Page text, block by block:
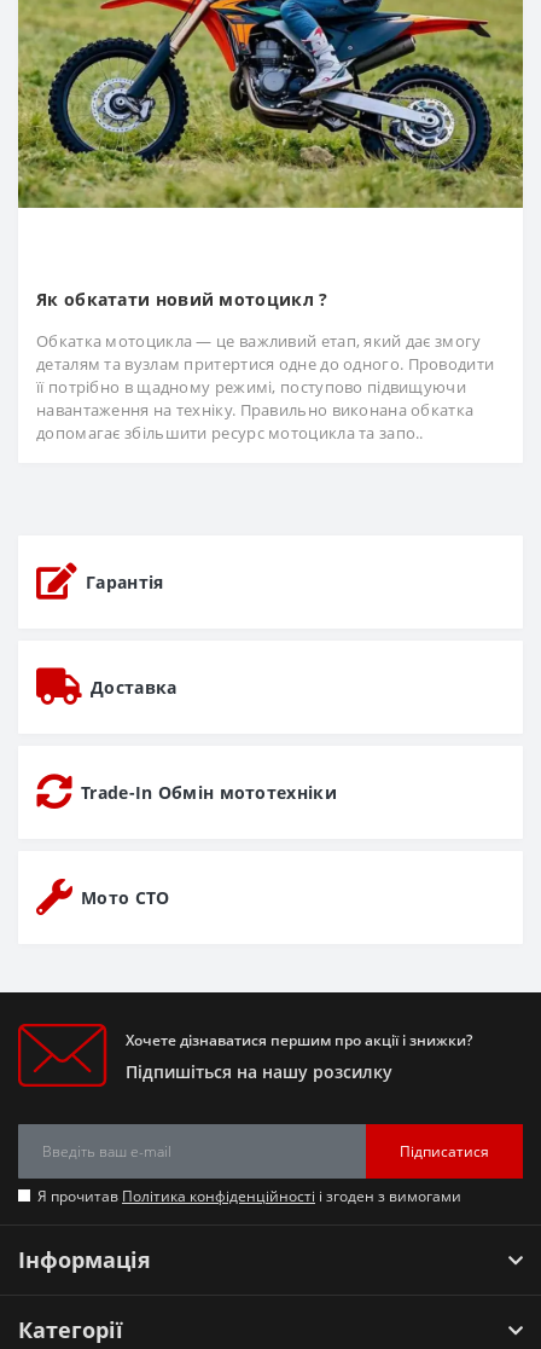
Як обкатати новий мотоцикл ?
Обкатка мотоцикла — це важливий етап, який дає змогу
деталям та вузлам притертися одне до одного. Проводити
її потрібно в щадному режимі, поступово підвищуючи
навантаження на техніку. Правильно виконана обкатка
допомагає збільшити ресурс мотоцикла та запо..
Гарантія
Доставка
Trade-In Обмін мототехніки
Мото СТО
Хочете дізнаватися першим про акції і знижки?
Підпишіться на нашу розсилку
Підписатися
Я прочитав Політика конфіденційності і згоден з вимогами
Інформація
Категорії